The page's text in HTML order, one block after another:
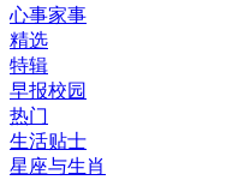
心事家事
精选
特辑
早报校园
热门
生活贴士
星座与生肖